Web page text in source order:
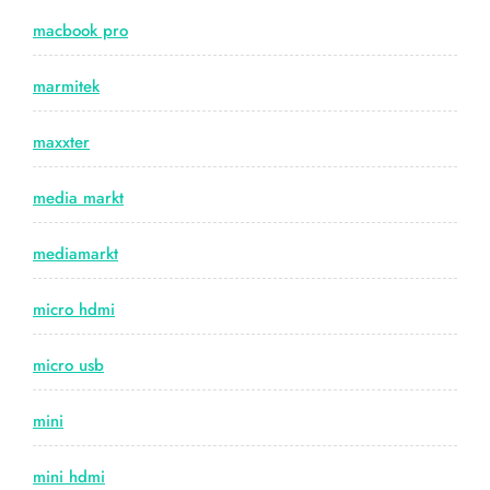
macbook pro
marmitek
maxxter
media markt
mediamarkt
micro hdmi
micro usb
mini
mini hdmi